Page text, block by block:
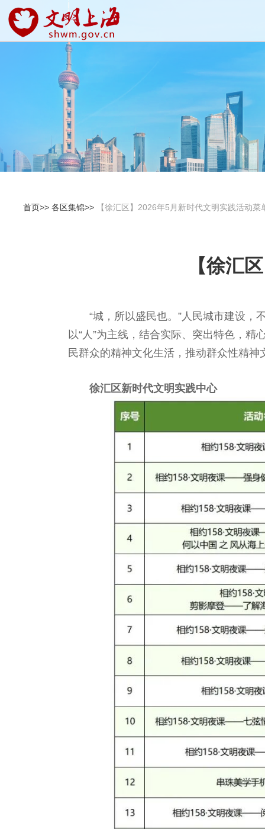
首页>> 各区集锦>> 【徐汇区】2026年5月新时代文明实践活动菜
【徐汇
“城，所以盛民也。”人民城市建设，
以“人”为主线，结合实际、突出特色，
民群众的精神文化生活，推动群众性精
徐汇区新时代文明实践中心